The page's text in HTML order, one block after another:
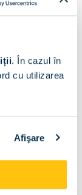
. În cazul în
cu utilizarea
Afişare